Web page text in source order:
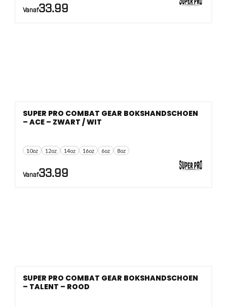
Vanaf33.99
10oz 12oz 14oz 16oz 6oz 8oz
SUPER PRO COMBAT GEAR BOKSHANDSCHOEN
– ACE – ZWART / WIT
Vanaf33.99
SUPER PRO COMBAT GEAR BOKSHANDSCHOEN
– TALENT – ROOD